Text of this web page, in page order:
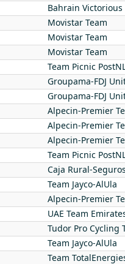
Bahrain Victorious
Movistar Team
Movistar Team
Movistar Team
Team Picnic
Groupama-FDJ
Groupama-FDJ
Alpecin-Premier
Alpecin-Premier
Alpecin-Premier
Team Picnic
Caja Rural-
Team Jayco-AlUla
Alpecin-Premier
UAE Team
Tudor Pro Cycling
Team Jayco-AlUla
Team